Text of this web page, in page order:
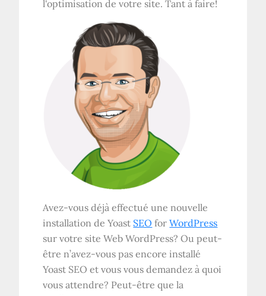
l'optimisation de votre site. Tant à faire!
Avez-vous déjà effectué une nouvelle
installation de Yoast SEO forWordPress
sur votre site Web WordPress? Ou peut-
être n’avez-vous pas encore installé
Yoast SEO et vous vous demandez à quoi
vous attendre? Peut-être que la